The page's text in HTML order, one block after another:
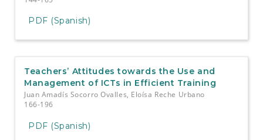
PDF (Spanish)
Teachers’ Attitudes towards the Use and
Management of ICTs in Efficient Training
Juan Amadís Socorro Ovalles, Eloísa Reche Urbano
166-196
PDF (Spanish)